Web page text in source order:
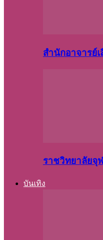
สำนักอาจารย์
ราชวิทยาลัยจุ
บันเทิง